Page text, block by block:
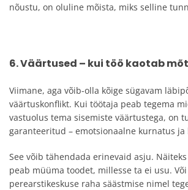
nõustu, on oluline mõista, miks selline
6. Väärtused – kui töö kaotab
Viimane, aga võib-olla kõige sügavam
väärtuskonflikt. Kui töötaja peab tegema
vastuolus tema sisemiste väärtustega, on
garanteeritud – emotsionaalne kurnatus ja
See võib tähendada erinevaid asju.
peab müüma toodet, millesse ta ei usu.
perearstikeskuse raha säästmise nimel